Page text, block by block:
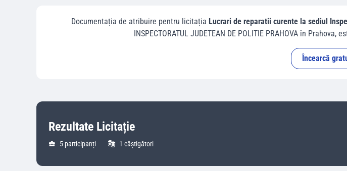
Documentația de atribuire pentru licitația Lucrari de reparatii curente la sediul
INSPECTORATUL JUDETEAN DE POLITIE PRAHOVA în Prahova,
Încearcă
Rezultate Licitație
5 participanți 1 câștigători